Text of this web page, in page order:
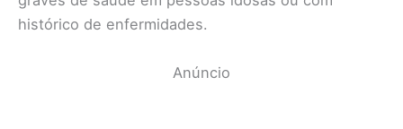
histórico de enfermidades.
Anúncio